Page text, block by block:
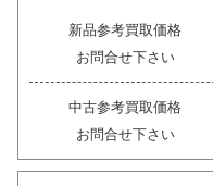
新品参考買取価格
お問合せ下さい
中古参考買取価格
お問合せ下さい